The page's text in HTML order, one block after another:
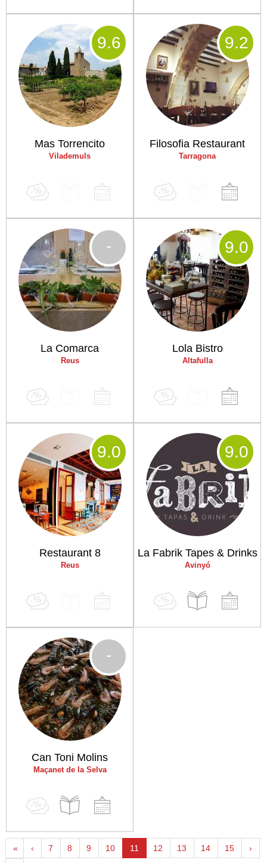
Mas Torrencito
Vilademuls
9.6
Filosofia Restaurant
Tarragona
9.2
La Comarca
Reus
-
Lola Bistro
Altafulla
9.0
Restaurant 8
Reus
9.0
La Fabrik Tapes & Drinks
Avinyó
9.0
Can Toni Molins
Maçanet de la Selva
-
« ‹ 7 8 9 10 11 12 13 14 15 ›